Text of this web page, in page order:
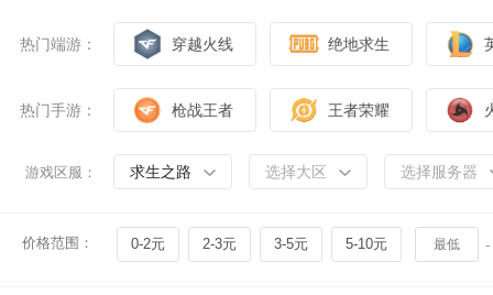
热门端游： 穿越火线 绝地求生
热门手游： 枪战王者 王者荣耀
游戏区服： 求生之路 选择大区 选择服务器
价格范围： 0-2元 2-3元 3-5元 5-10元 -